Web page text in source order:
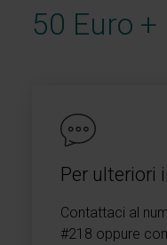
50 Euro +
Per ulteriori
Contattaci al
#218 oppure